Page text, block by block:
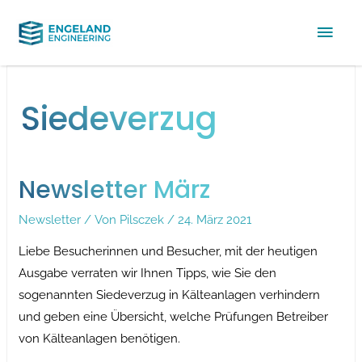
Siedeverzug
Newsletter März
Newsletter / Von Pilsczek / 24. März 2021
Liebe Besucherinnen und Besucher, mit der heutigen
Ausgabe verraten wir Ihnen Tipps, wie Sie den
sogenannten Siedeverzug in Kälteanlagen verhindern
und geben eine Übersicht, welche Prüfungen Betreiber
von Kälteanlagen benötigen.